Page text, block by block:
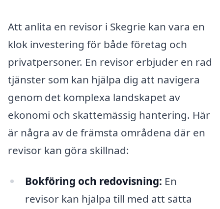
Att anlita en revisor i Skegrie kan vara en
klok investering för både företag och
privatpersoner. En revisor erbjuder en rad
tjänster som kan hjälpa dig att navigera
genom det komplexa landskapet av
ekonomi och skattemässig hantering. Här
är några av de främsta områdena där en
revisor kan göra skillnad:
Bokföring och redovisning: En
revisor kan hjälpa till med att sätta